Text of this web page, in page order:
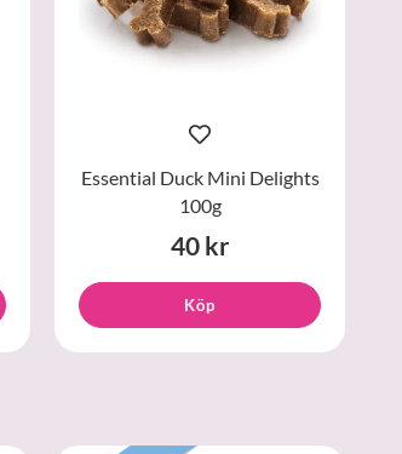
Essential Duck Mini Delights
100g
40 kr
Köp